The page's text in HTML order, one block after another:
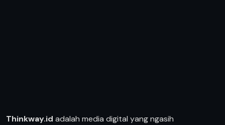
Thinkway.id adalah media digital yang ngasih